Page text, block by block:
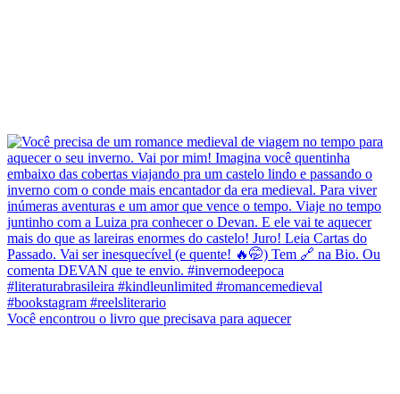
Você encontrou o livro que precisava para aquecer